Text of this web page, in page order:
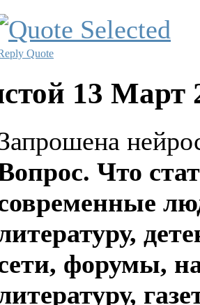
Quote
13 Март
Что
форумы,